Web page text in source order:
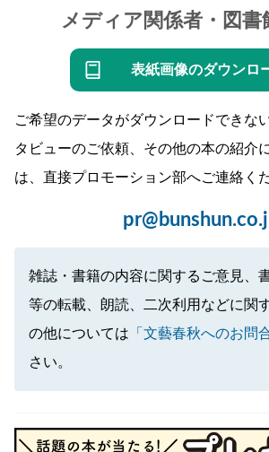
メディア関係者・図書
表紙画像のダウンロ
ご希望のデータがダウンロードできな
タビューのご依頼、その他の本の紹介
は、直接プロモーション部へご連絡く
雑誌・書籍の内容に関するご意見、
等の転載、朗読、二次利用などに関
の他については 「文藝春秋へのお問
さい。